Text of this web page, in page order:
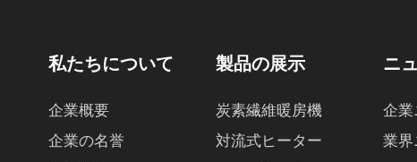
私たちについて
企業概要
企業の名誉
製品の展示
炭素繊維暖房機
対流式ヒーター
ニ
企業
業界